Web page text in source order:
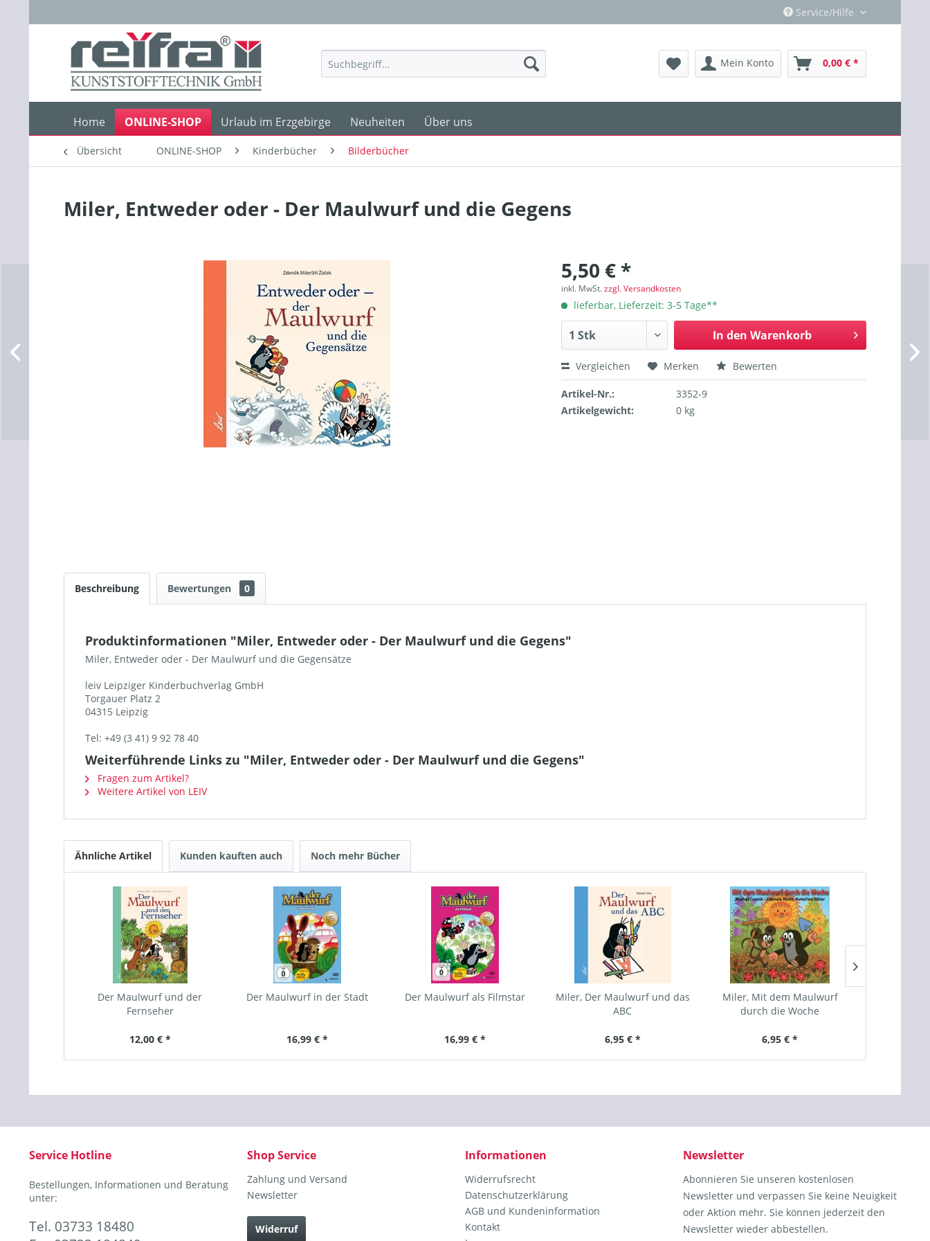
Service/Hilfe
Mein Konto 0,00 € *
Home ONLINE-SHOP Urlaub im Erzgebirge Neuheiten Über uns
Übersicht ONLINE-SHOP Kinderbücher Bilderbücher
Miler, Entweder oder - Der Maulwurf und die Gegens
5,50 € *
inkl. MwSt.zzgl. Versandkosten
lieferbar, Lieferzeit: 3-5 Tage**
In den Warenkorb
Vergleichen Merken Bewerten
Artikel-Nr.:
3352-9
Artikelgewicht:
0 kg
Beschreibung Bewertungen 0
Produktinformationen "Miler, Entweder oder - Der Maulwurf und die Gegens"
Miler, Entweder oder - Der Maulwurf und die Gegensätze
leiv Leipziger Kinderbuchverlag GmbH
Torgauer Platz 2
04315 Leipzig
Tel: +49 (3 41) 9 92 78 40
Weiterführende Links zu "Miler, Entweder oder - Der Maulwurf und die Gegens"
Fragen zum Artikel?
Weitere Artikel von LEIV
Ähnliche Artikel Kunden kauften auch Noch mehr Bücher
Der Maulwurf und der
Fernseher
12,00 € *
Der Maulwurf in der Stadt
16,99 € *
Der Maulwurf als Filmstar
16,99 € *
Miler, Der Maulwurf und das
ABC
6,95 € *
Miler, Mit dem Maulwurf
durch die Woche
6,95 € *
Service Hotline
Bestellungen, Informationen und Beratung
unter:
Tel. 03733 18480
Shop Service
Zahlung und Versand
Newsletter
Widerruf
Informationen
Widerrufsrecht
Datenschutzerklärung
AGB und Kundeninformation
Kontakt
Newsletter
Abonnieren Sie unseren kostenlosen
Newsletter und verpassen Sie keine Neuigkeit
oder Aktion mehr. Sie können jederzeit den
Newsletter wieder abbestellen.